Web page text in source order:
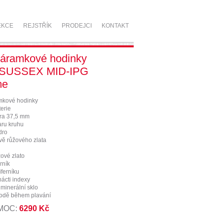
REJSTŘÍK PRODEJCI KONTAKT
hodinky
MID-IPG
hodinky
37,5 mm
kruhu
růžového zlata
zlato
indexy
sklo
během plavání
6290 Kč